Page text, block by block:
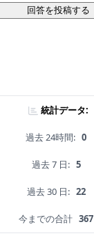
回答を投稿する
統計データ:
過去 24時間: 0
過去 7 日: 5
過去 30 日: 22
今までの合計 367